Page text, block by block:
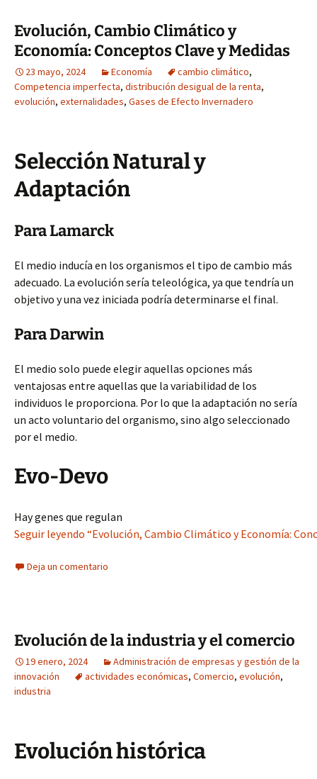
Evolución, Cambio Climático y
Economía: Conceptos Clave y Medidas
23 mayo, 2024 Economía cambio climático,
Competencia imperfecta, distribución desigual de la renta,
evolución, externalidades, Gases de Efecto Invernadero
Selección Natural y
Adaptación
Para Lamarck
El medio inducía en los organismos el tipo de cambio más
adecuado. La evolución sería teleológica, ya que tendría un
objetivo y una vez iniciada podría determinarse el final.
Para Darwin
El medio solo puede elegir aquellas opciones más
ventajosas entre aquellas que la variabilidad de los
individuos le proporciona. Por lo que la adaptación no sería
un acto voluntario del organismo, sino algo seleccionado
por el medio.
Evo-Devo
Hay genes que regulan
Seguir leyendo “Evolución, Cambio Climático y Economía:
Deja un comentario
Evolución de la industria y el comercio
19 enero, 2024
Administración de empresas y gestión de la
innovación
actividades económicas, Comercio, evolución,
industria
Evolución histórica